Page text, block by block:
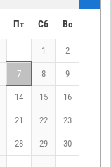
Пт Сб Вс
1 2
7 8 9
14 15 16
21 22 23
28 29 30